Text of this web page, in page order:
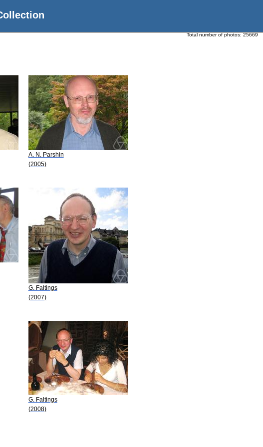
Total number of photos: 25669
A. N. Parshin
(2005)
G. Faltings
(2007)
G. Faltings
(2008)